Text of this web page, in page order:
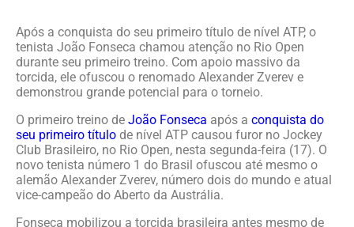
Após a conquista do seu primeiro título de nível ATP, o
tenista João Fonseca chamou atenção no Rio Open
durante seu primeiro treino. Com apoio massivo da
torcida, ele ofuscou o renomado Alexander Zverev e
demonstrou grande potencial para o torneio.
O primeiro treino de João Fonseca após a conquista do
seu primeiro título de nível ATP causou furor no Jockey
Club Brasileiro, no Rio Open, nesta segunda-feira (17). O
novo tenista número 1 do Brasil ofuscou até mesmo o
alemão Alexander Zverev, número dois do mundo e atual
vice-campeão do Aberto da Austrália.
Fonseca mobilizou a torcida brasileira antes mesmo de